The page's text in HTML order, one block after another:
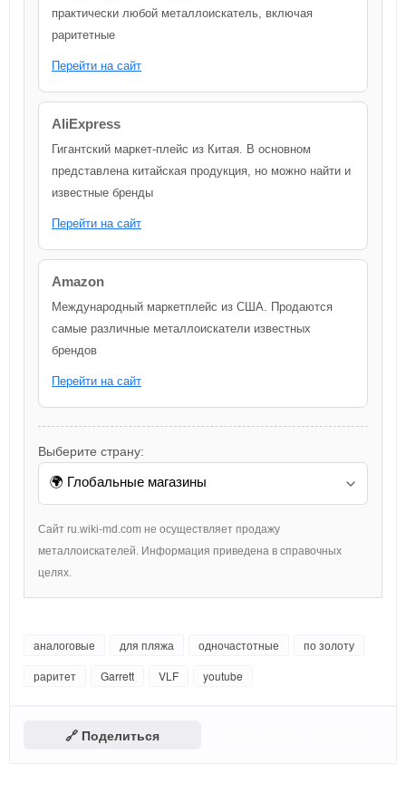
практически любой металлоискатель, включая
раритетные
Перейти на сайт
AliExpress
Гигантский маркет-плейс из Китая. В основном
представлена китайская продукция, но можно найти и
известные бренды
Перейти на сайт
Amazon
Международный маркетплейс из США. Продаются
самые различные металлоискатели известных
брендов
Перейти на сайт
Выберите страну:
Сайт ru.wiki-md.com не осуществляет продажу
металлоискателей. Информация приведена в справочных
целях.
аналоговые для пляжа одночастотные
по золоту
раритет
Garrett VLF youtube
🔗 Поделиться